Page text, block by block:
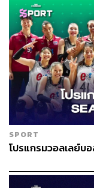
SPORT
โปรแกรมวอลเลย์บ